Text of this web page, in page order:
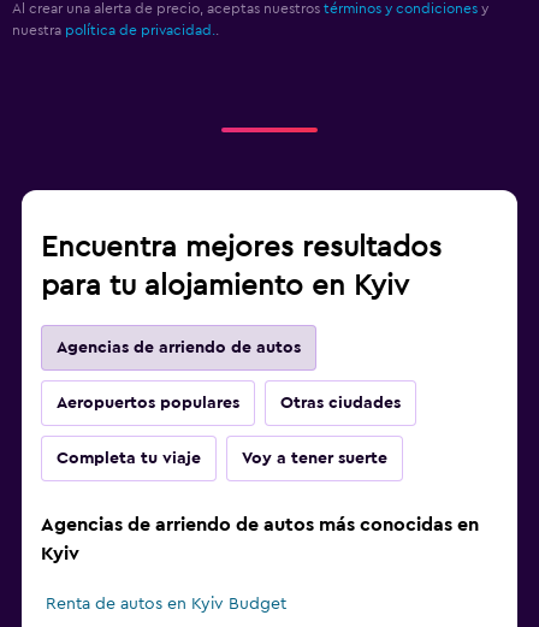
Al crear una alerta de precio, aceptas nuestros términos y condiciones y
nuestra política de privacidad..
Encuentra mejores resultados
para tu alojamiento en Kyiv
Agencias de arriendo de autos
Aeropuertos populares Otras ciudades
Completa tu viaje Voy a tener suerte
Agencias de arriendo de autos más conocidas en
Kyiv
Renta de autos en Kyiv Budget